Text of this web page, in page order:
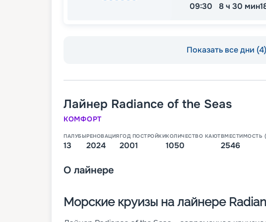
09:30 8 ч 30 мин
Показать все дни (4)
Лайнер Radiance of the Seas
КОМФОРТ
ПАЛУБЫ
13
РЕНОВАЦИЯ
2024
ГОД ПОСТРОЙКИ
2001
КОЛИЧЕСТВО КАЮТ
1050
ВМЕСТИМОСТЬ
2546
О лайнере
Морские круизы на лайнере